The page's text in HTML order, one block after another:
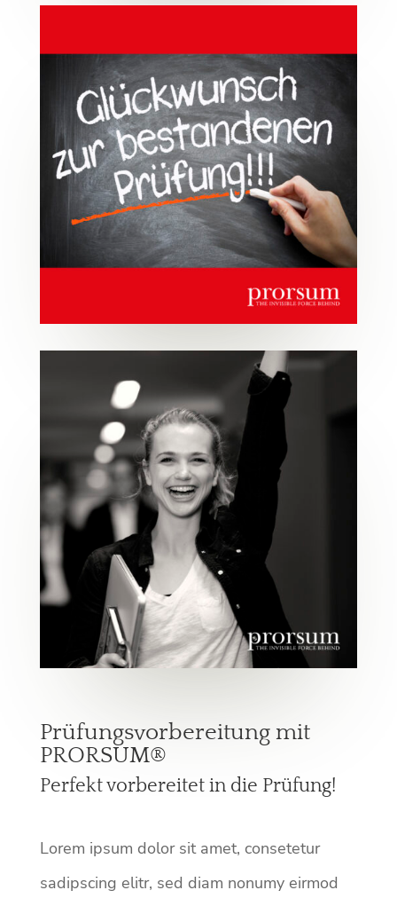
Prüfungsvorbereitung mit
PRORSUM®
Perfekt vorbereitet in die Prüfung!
Lorem ipsum dolor sit amet, consetetur
sadipscing elitr, sed diam nonumy eirmod